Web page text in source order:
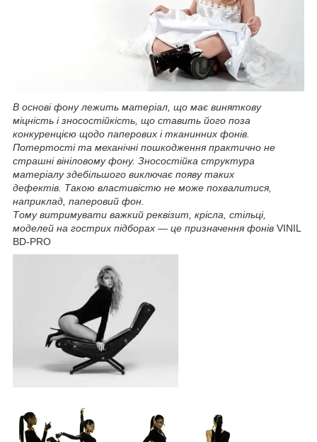
В основі фону лежить матеріал, що має виняткову
міцність і зносостійкість, що ставить його поза
конкуренцією щодо паперових і тканинних фонів.
Потертості та механічні пошкодження практично не
страшні вініловому фону. Зносостійка структура
матеріалу здебільшого виключає появу таких
дефектів. Такою властивістю не може похвалитися,
наприклад, паперовий фон.
Тому витримувати важкий реквізит, крісла, стільці,
моделей на гострих підборах — це призначення фонів VINIL
BD-PRO